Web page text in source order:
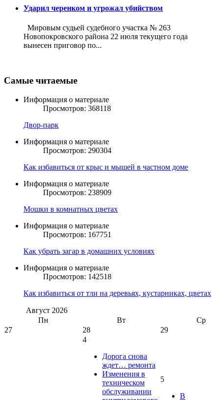
Ударил черенком и угрожал убийством
Мировым судьей судебного участка № 263
Новопокровского района 22 июля текущего года
вынесен приговор по...
Самые читаемые
Информация о материале
Просмотров: 368118
Двор-парк
Информация о материале
Просмотров: 290304
Как избавиться от крыс и мышей в частном доме
Информация о материале
Просмотров: 238909
Мошки в комнатных цветах
Информация о материале
Просмотров: 167751
Как убрать загар в домашних условиях
Информация о материале
Просмотров: 142518
Как избавиться от тли на деревьях, кустарниках, цветах
Август 2026
Пн
Вт
Ср
27
28
29
4
Дорога снова
ждет… ремонта
Изменения в
техническом
обслуживании
5
В